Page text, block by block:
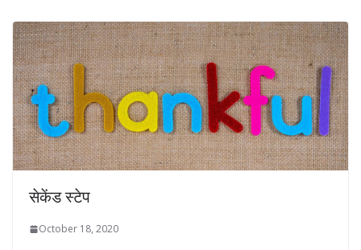
सेकेंड स्टेप
October 18, 2020